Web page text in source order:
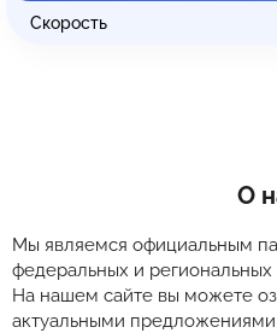
Скорость
О
Мы являемся официальным
федеральных и
На нашем сайте вы можете
актуальными